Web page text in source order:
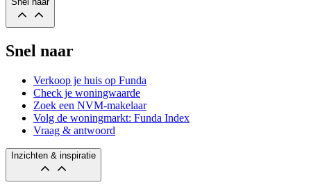
Snel naar
Verkoop je huis op Funda
Check je woningwaarde
Zoek een NVM-makelaar
Volg de woningmarkt: Funda Index
Vraag & antwoord
Inzichten & inspiratie